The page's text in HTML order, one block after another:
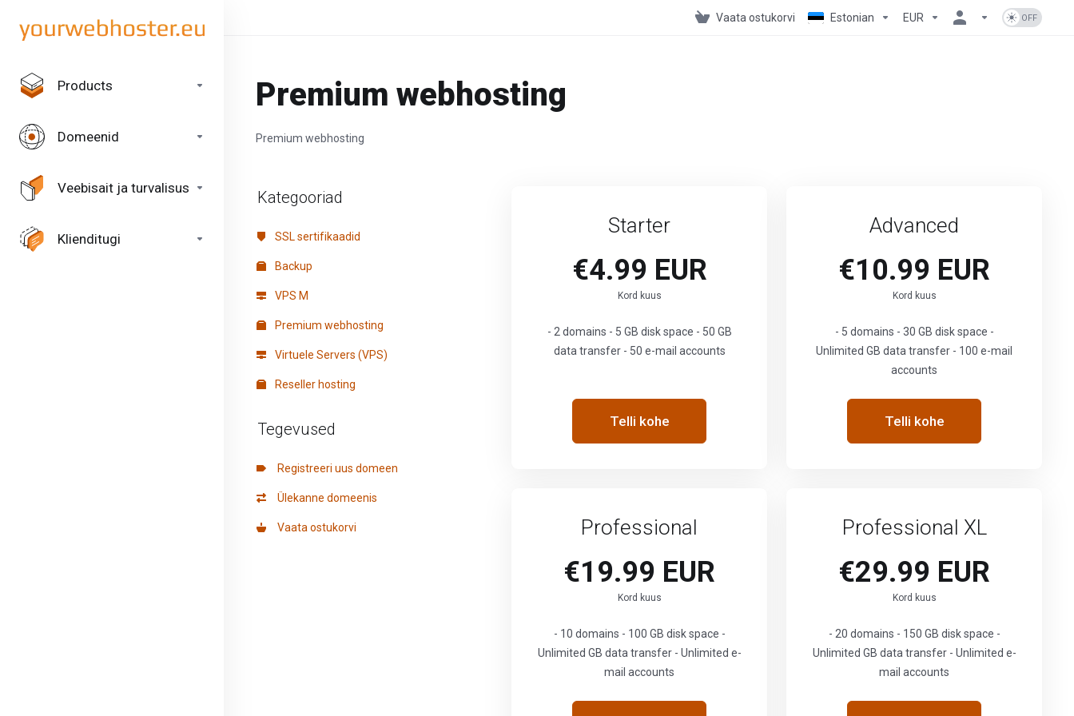
Products
Domeenid
Veebisait ja turvalisus
Klienditugi
Vaata ostukorvi Estonian EUR
Premium webhosting
Premium webhosting
Kategooriad
SSL sertifikaadid
Backup
VPS M
Premium webhosting
Virtuele Servers (VPS)
Reseller hosting
Tegevused
Registreeri uus domeen
Ülekanne domeenis
Vaata ostukorvi
Starter
€4.99 EUR
Kord kuus
- 2 domains - 5 GB disk space - 50 GB
data transfer - 50 e-mail accounts
Telli kohe
Advanced
€10.99 EUR
Kord kuus
- 5 domains - 30 GB disk space -
Unlimited GB data transfer - 100 e-mail
accounts
Telli kohe
Professional
€19.99 EUR
Kord kuus
- 10 domains - 100 GB disk space -
Unlimited GB data transfer - Unlimited e-
mail accounts
Professional XL
€29.99 EUR
Kord kuus
- 20 domains - 150 GB disk space -
Unlimited GB data transfer - Unlimited e-
mail accounts